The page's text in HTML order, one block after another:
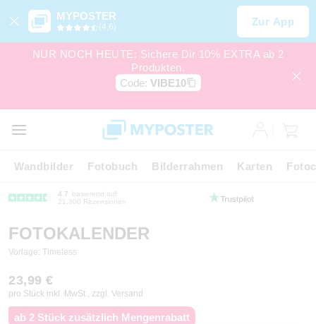
MYPOSTER
(4,6) Zur App
NUR NOCH HEUTE: Sichere Dir 10% EXTRA ab 2
Produkten.
Code: VIBE10
Wandbilder Fotobuch Bilderrahmen Karten
4.7
basierend auf
21.300 Rezensionen
FOTOKALENDER
Vorlage: Timeless
23,99 €
pro Stück inkl. MwSt., zzgl. Versand
ab 2 Stück zusätzlich Mengenrabatt